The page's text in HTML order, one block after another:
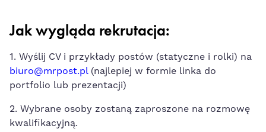
Jak wygląda rekrutacja:
1. Wyślij CV i przykłady postów (statyczne i rolki) na
biuro@mrpost.pl(najlepiej w formie linka do
portfolio lub prezentacji)
2. Wybrane osoby zostaną zaproszone na rozmowę
kwalifikacyjną.